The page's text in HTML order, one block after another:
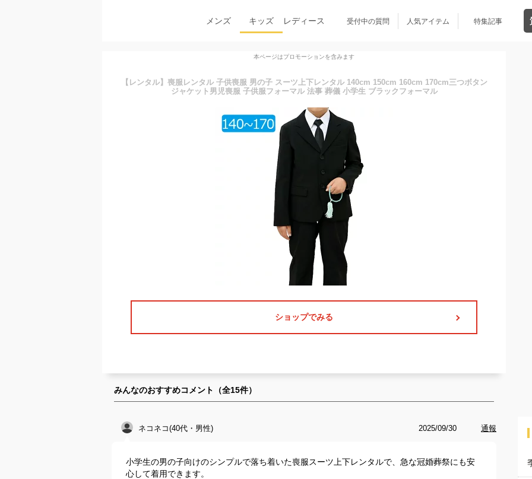
メンズ キッズ レディース 受付中の質問 人気アイテム 特集記事
本ページはプロモーションを含みます
【レンタル】喪服レンタル 子供喪服 男の子 スーツ上下レンタル 140cm 150cm 160cm 170cm三つボタン
ジャケット男児喪服 子供服フォーマル 法事 葬儀 小学生 ブラックフォーマル
ショップでみる
みんなのおすすめコメント（全15件）
ネコネコ(40代・男性) 2025/09/30 通報
小学生の男の子向けのシンプルで落ち着いた喪服スーツ上下レンタルで、急な冠婚葬祭にも安
心して着用できます。